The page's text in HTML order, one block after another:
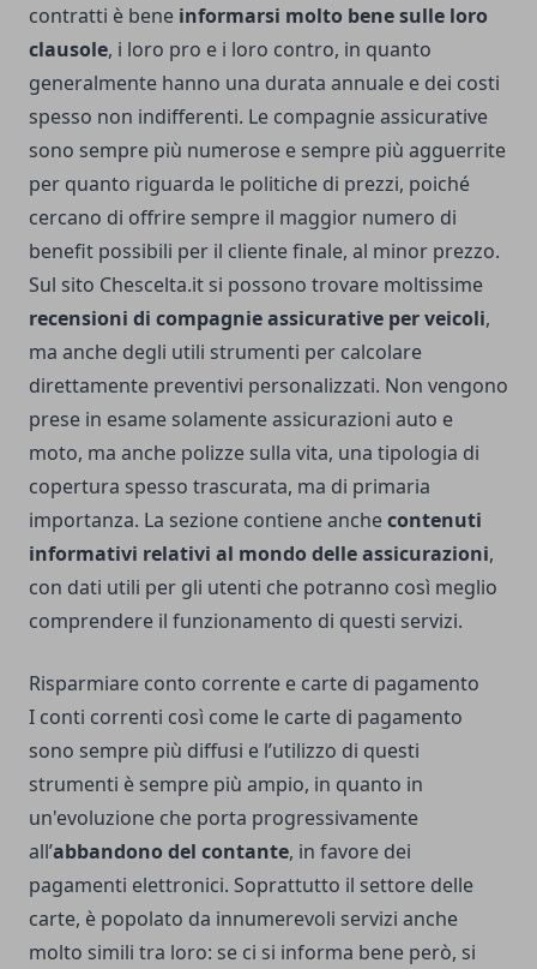
contratti è bene informarsi molto bene sulle loro
clausole, i loro pro e i loro contro, in quanto
generalmente hanno una durata annuale e dei costi
spesso non indifferenti. Le compagnie assicurative
sono sempre più numerose e sempre più agguerrite
per quanto riguarda le politiche di prezzi, poiché
cercano di offrire sempre il maggior numero di
benefit possibili per il cliente finale, al minor prezzo.
Sul sito Chescelta.it si possono trovare moltissime
recensioni di compagnie assicurative per veicoli,
ma anche degli utili strumenti per calcolare
direttamente preventivi personalizzati. Non vengono
prese in esame solamente assicurazioni auto e
moto, ma anche polizze sulla vita, una tipologia di
copertura spesso trascurata, ma di primaria
importanza. La sezione contiene anchecontenuti
informativi relativi al mondo delle assicurazioni,
con dati utili per gli utenti che potranno così meglio
comprendere il funzionamento di questi servizi.
Risparmiare conto corrente e carte di pagamento
I conti correnti così come le carte di pagamento
sono sempre più diffusi e l’utilizzo di questi
strumenti è sempre più ampio, in quanto in
un'evoluzione che porta progressivamente
all’abbandono del contante, in favore dei
pagamenti elettronici. Soprattutto il settore delle
carte, è popolato da innumerevoli servizi anche
molto simili tra loro: se ci si informa bene però, si